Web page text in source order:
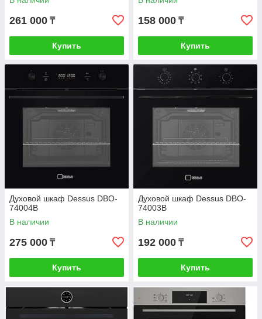
261 000 ₸
Купить
158 000 ₸
Купить
Духовой шкаф Dessus DBO-
74004B
В наличии
275 000 ₸
Купить
Духовой шкаф Dessus DBO-
74003B
В наличии
192 000 ₸
Купить